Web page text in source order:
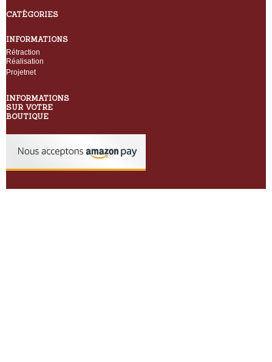
CATÉGORIES
INFORMATIONS
Rétraction
Réalisation
Projetnet
INFORMATIONS
SUR VOTRE
BOUTIQUE